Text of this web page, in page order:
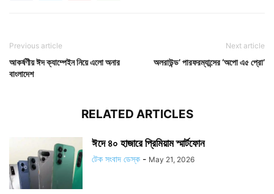
Previous article
আকর্ষণীয় ঈদ ক্যাম্পেইন নিয়ে এলো অনার
বাংলাদেশ
Next article
অলরাউন্ড’ পারফরম্যান্সের ‘অপো এ৫ প্রো’
RELATED ARTICLES
ঈদে ৪০ হাজারে প্রিমিয়াম স্মার্টফোন
টেক সংবাদ ডেস্ক - May 21, 2026